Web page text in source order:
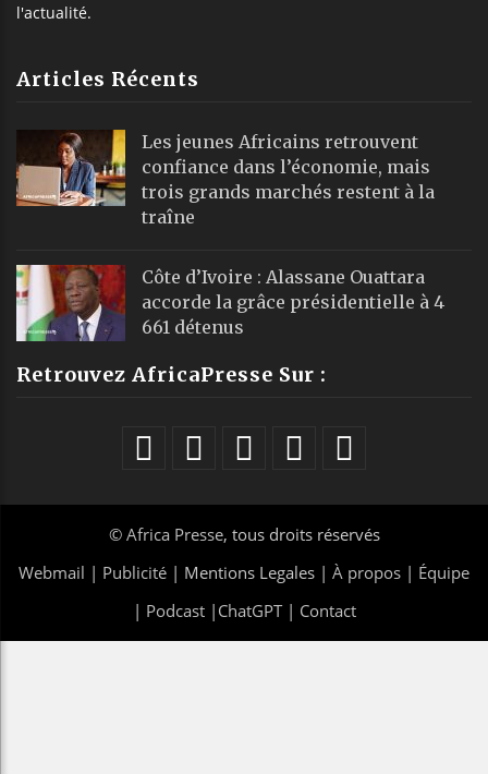
l'actualité.
Articles Récents
Les jeunes Africains retrouvent
confiance dans l’économie, mais
trois grands marchés restent à la
traîne
Côte d’Ivoire : Alassane Ouattara
accorde la grâce présidentielle à 4
661 détenus
Retrouvez AfricaPresse Sur :
© Africa Presse, tous droits réservés
Webmail | Publicité | Mentions Legales | À propos | Équipe
| Podcast| ChatGPT| Contact